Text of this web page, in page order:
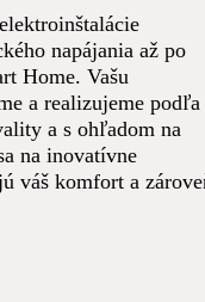
napájania až po
Home. Vašu
a realizujeme podľa
a s ohľadom na
na inovatívne
váš komfort a